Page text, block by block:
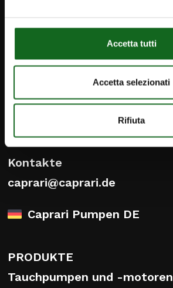
Accetta tutti
Accetta selezionati
Rifiuta
Newsletter
Kontakte
caprari@caprari.de
Caprari Pumpen DE
PRODUKTE
Tauchpumpen und -motoren